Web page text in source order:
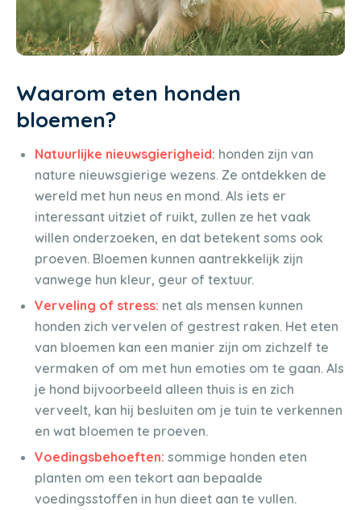
Waarom eten honden
bloemen?
Natuurlijke nieuwsgierigheid: honden zijn van
nature nieuwsgierige wezens. Ze ontdekken de
wereld met hun neus en mond. Als iets er
interessant uitziet of ruikt, zullen ze het vaak
willen onderzoeken, en dat betekent soms ook
proeven. Bloemen kunnen aantrekkelijk zijn
vanwege hun kleur, geur of textuur.
Verveling of stress: net als mensen kunnen
honden zich vervelen of gestrest raken. Het eten
van bloemen kan een manier zijn om zichzelf te
vermaken of om met hun emoties om te gaan. Als
je hond bijvoorbeeld alleen thuis is en zich
verveelt, kan hij besluiten om je tuin te verkennen
en wat bloemen te proeven.
Voedingsbehoeften: sommige honden eten
planten om een tekort aan bepaalde
voedingsstoffen in hun dieet aan te vullen.